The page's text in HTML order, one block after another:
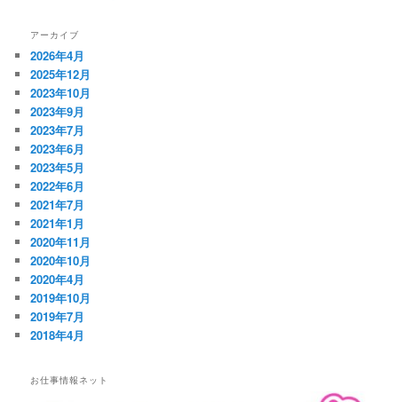
アーカイブ
2026年4月
2025年12月
2023年10月
2023年9月
2023年7月
2023年6月
2023年5月
2022年6月
2021年7月
2021年1月
2020年11月
2020年10月
2020年4月
2019年10月
2019年7月
2018年4月
お仕事情報ネット